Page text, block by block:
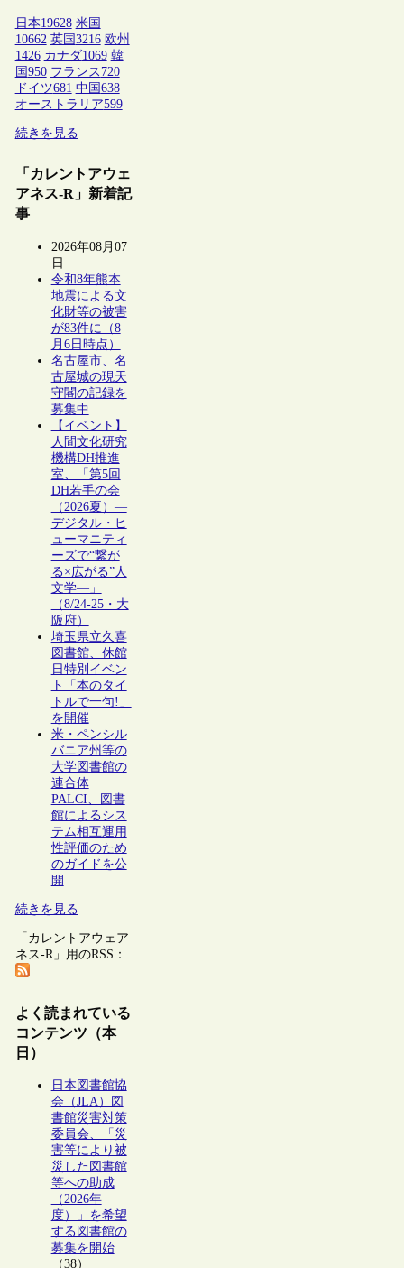
日本19628 米国
10662 英国 3216 欧州
1426 カナダ1069 韓
国 950 フランス 720
ドイツ681 中国 638
オーストラリア599
続きを見る
「カレントアウェ
アネス-R」新着記
事
2026年08月07
日
令和8年熊本
地震による文
化財等の被害
が83件に（8
月6日時点）
名古屋市、名
古屋城の現天
守閣の記録を
募集中
【イベント】
人間文化研究
機構DH推進
室、「第5回
DH若手の会
（2026夏）―
デジタル・ヒ
ューマニティ
ーズで“繋が
る×広がる”人
文学―」
（8/24-25・大
阪府）
埼玉県立久喜
図書館、休館
日特別イベン
ト「本のタイ
トルで一句!」
を開催
米・ペンシル
バニア州等の
大学図書館の
連合体
PALCI、図書
館によるシス
テム相互運用
性評価のため
のガイドを公
開
続きを見る
「カレントアウェア
ネス-R」用のRSS：
よく読まれている
コンテンツ（本
日）
日本図書館協
会（JLA）図
書館災害対策
委員会、「災
害等により被
災した図書館
等への助成
（2026年
度）」を希望
する図書館の
募集を開始
（38）